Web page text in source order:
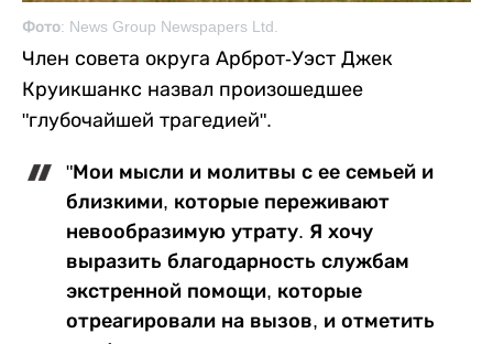
Фото: News Group Newspapers Ltd.
Член совета округа Арброт-Уэст Джек
Круикшанкс назвал произошедшее
"глубочайшей трагедией".
"Мои мысли и молитвы с ее семьей и
близкими, которые переживают
невообразимую утрату. Я хочу
выразить благодарность службам
экстренной помощи, которые
отреагировали на вызов, и отметить